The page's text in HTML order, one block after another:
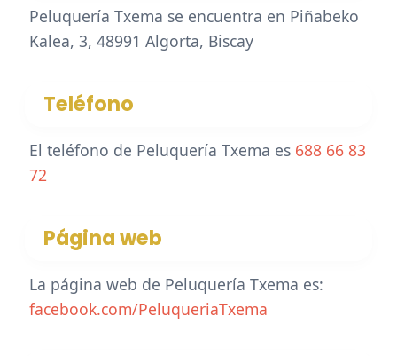
Peluquería Txema se encuentra en Piñabeko
Kalea, 3, 48991 Algorta, Biscay
Teléfono
El teléfono de Peluquería Txema es 688 66 83
72
Página web
La página web de Peluquería Txema es:
facebook.com/PeluqueriaTxema